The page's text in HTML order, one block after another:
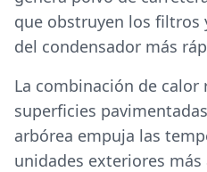
que obstruyen los filtros
del condensador más
La combinación de calor
superficies
arbórea empuja las
unidades exteriores